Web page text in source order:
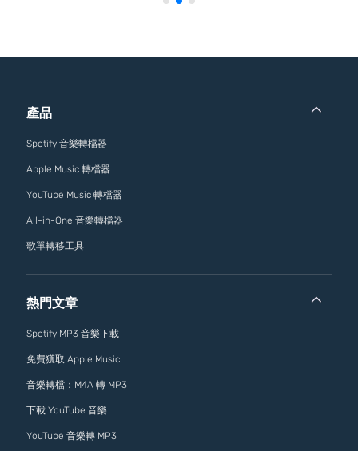
產品
Spotify 音樂轉檔器
Apple Music 轉檔器
YouTube Music 轉檔器
All-in-One 音樂轉檔器
歌單轉移工具
熱門文章
Spotify MP3 音樂下載
免費獲取 Apple Music
音樂轉檔：M4A 轉 MP3
下載 YouTube 音樂
YouTube 音樂轉 MP3